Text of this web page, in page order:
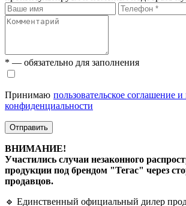
* — обязательно для заполнения
Принимаю пользовательское соглашение
конфиденциальности
Отправить
ВНИМАНИЕ!
Участились случаи незаконного
продукции под брендом "Тегас" через
продавцов.
🔹 Единственный официальный дилер